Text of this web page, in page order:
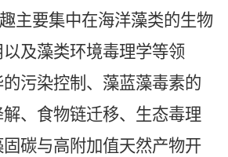
主要集中在海洋藻类的生物
及藻类环境毒理学等领
污染控制、藻蓝藻毒素的
、食物链迁移、生态毒理
碳与高附加值天然产物开